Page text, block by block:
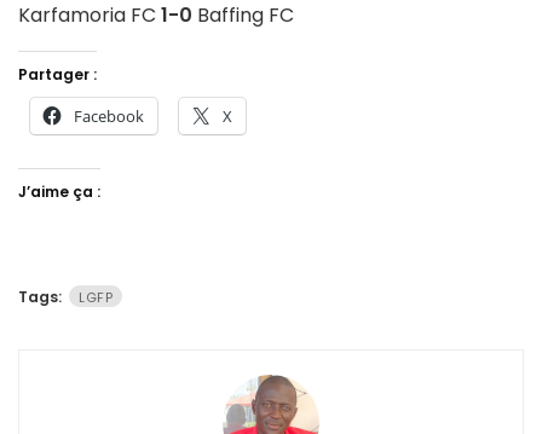
Karfamoria FC 1-0 Baffing FC
Partager :
Facebook X
J’aime ça :
Tags: LGFP